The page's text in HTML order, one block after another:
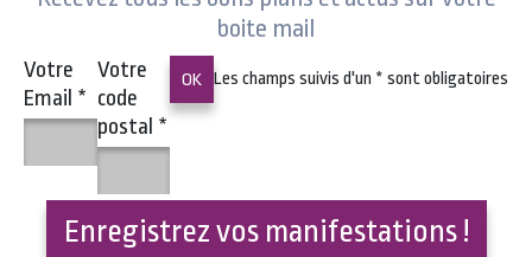
boite mail
Votre
Email *
Votre
code
postal *
Les champs suivis d'un * sont obligatoires
Enregistrez vos manifestations !